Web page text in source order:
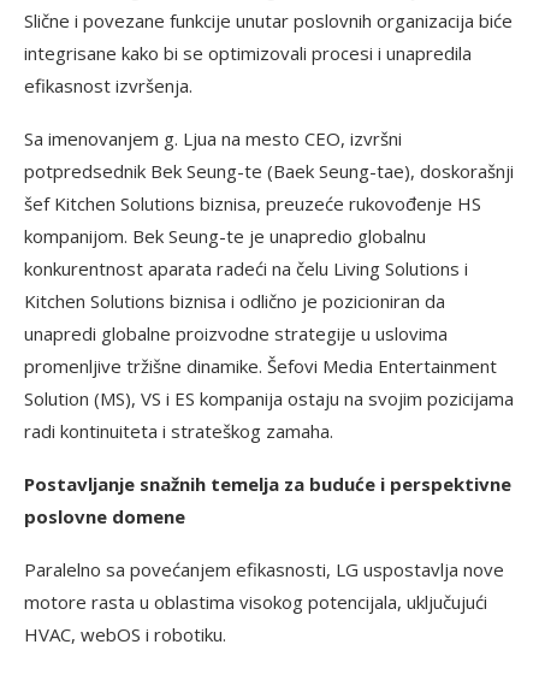
Slične i povezane funkcije unutar poslovnih organizacija biće
integrisane kako bi se optimizovali procesi i unapredila
efikasnost izvršenja.
Sa imenovanjem g. Ljua na mesto CEO, izvršni
potpredsednik Bek Seung-te (Baek Seung-tae), doskorašnji
šef Kitchen Solutions biznisa, preuzeće rukovođenje HS
kompanijom. Bek Seung-te je unapredio globalnu
konkurentnost aparata radeći na čelu Living Solutions i
Kitchen Solutions biznisa i odlično je pozicioniran da
unapredi globalne proizvodne strategije u uslovima
promenljive tržišne dinamike. Šefovi Media Entertainment
Solution (MS), VS i ES kompanija ostaju na svojim pozicijama
radi kontinuiteta i strateškog zamaha.
Postavljanje snažnih temelja za buduće i perspektivne
poslovne domene
Paralelno sa povećanjem efikasnosti, LG uspostavlja nove
motore rasta u oblastima visokog potencijala, uključujući
HVAC, webOS i robotiku.